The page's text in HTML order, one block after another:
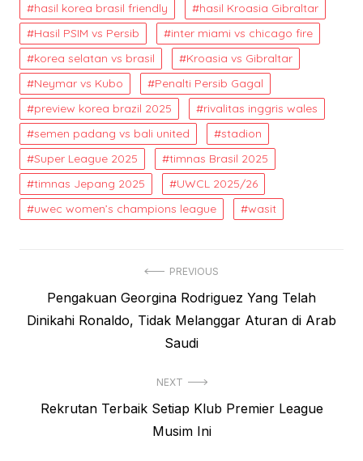
hasil korea brasil friendly
hasil Kroasia Gibraltar
Hasil PSIM vs Persib
inter miami vs chicago fire
korea selatan vs brasil
Kroasia vs Gibraltar
Neymar vs Kubo
Penalti Persib Gagal
preview korea brazil 2025
rivalitas inggris wales
semen padang vs bali united
stadion
Super League 2025
timnas Brasil 2025
timnas Jepang 2025
UWCL 2025/26
uwec women’s champions league
wasit
navigation
PREVIOUS
Previous
post:
Pengakuan Georgina Rodriguez Yang Telah
Dinikahi Ronaldo, Tidak Melanggar Aturan di Arab
Saudi
NEXT
Next
Rekrutan Terbaik Setiap Klub Premier League
Musim Ini